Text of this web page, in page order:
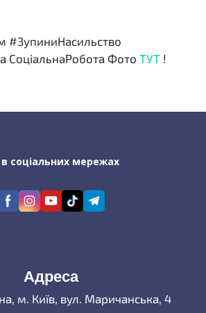
#ЗупиниНасильство
СоціальнаРобота Фото ТУТ !
соціальних мережах
Адреса
м. Київ, вул. Маричанська, 4